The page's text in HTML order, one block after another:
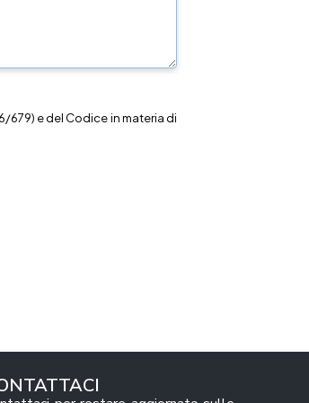
679) e del Codice in materia di